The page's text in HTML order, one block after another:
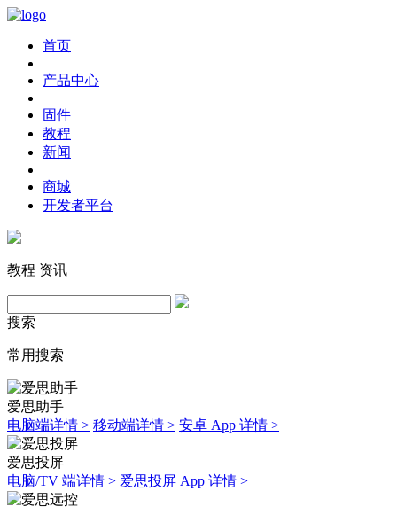
首页
产品中心
固件
教程
新闻
商城
开发者平台
教程 资讯
搜索
常用搜索
爱思助手
电脑端详情 > 移动端详情 > 安卓 App 详情 >
爱思投屏
电脑/TV 端详情 > 爱思投屏 App 详情 >